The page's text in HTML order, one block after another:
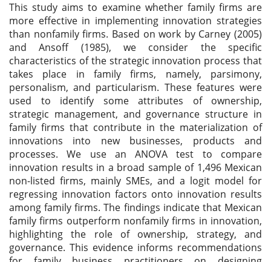
This study aims to examine whether family firms are
more effective in implementing innovation strategies
than nonfamily firms. Based on work by Carney (2005)
and Ansoff (1985), we consider the specific
characteristics of the strategic innovation process that
takes place in family firms, namely, parsimony,
personalism, and particularism. These features were
used to identify some attributes of ownership,
strategic management, and governance structure in
family firms that contribute in the materialization of
innovations into new businesses, products and
processes. We use an ANOVA test to compare
innovation results in a broad sample of 1,496 Mexican
non-listed firms, mainly SMEs, and a logit model for
regressing innovation factors onto innovation results
among family firms. The findings indicate that Mexican
family firms outperform nonfamily firms in innovation,
highlighting the role of ownership, strategy, and
governance. This evidence informs recommendations